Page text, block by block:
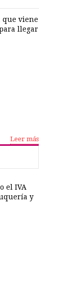
que viene
llegar
Leer más
el IVA
y